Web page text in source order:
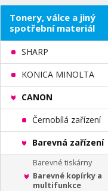
Tonery, válce a jiný
spotřební materiál
SHARP
KONICA MINOLTA
CANON
Černobílá zařízení
Barevná zařízení
Barevné tiskárny
Barevné kopírky a
multifunkce